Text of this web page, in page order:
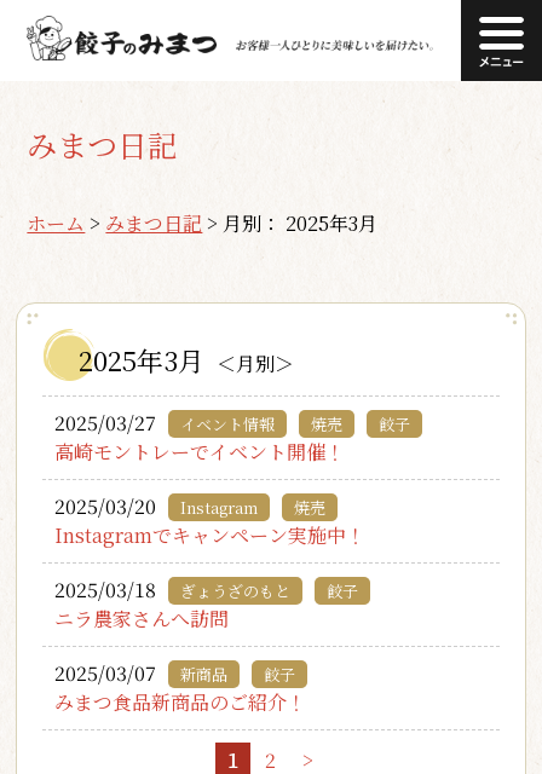
みまつ日記
ホーム > みまつ日記 > 月別： 2025年3月
2025年3月 ＜月別＞
2025/03/27 イベント情報 焼売 餃子
高崎モントレーでイベント開催！
2025/03/20
Instagram 焼売
Instagramでキャンペーン実施中！
2025/03/18
ぎょうざのもと 餃子
ニラ農家さんへ訪問
2025/03/07
新商品 餃子
みまつ食品新商品のご紹介！
1 2 >